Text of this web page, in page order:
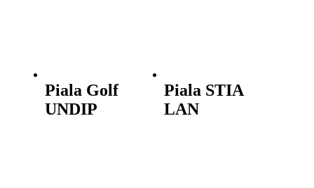
Piala Golf
UNDIP
Piala STIA
LAN